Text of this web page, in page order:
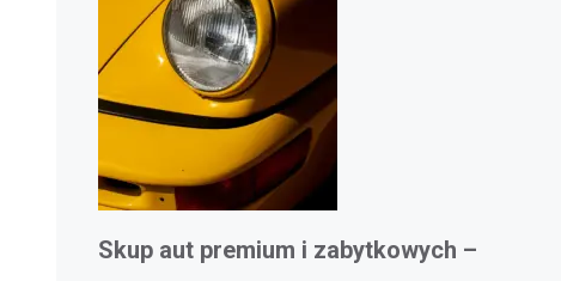
Skup aut premium i zabytkowych –